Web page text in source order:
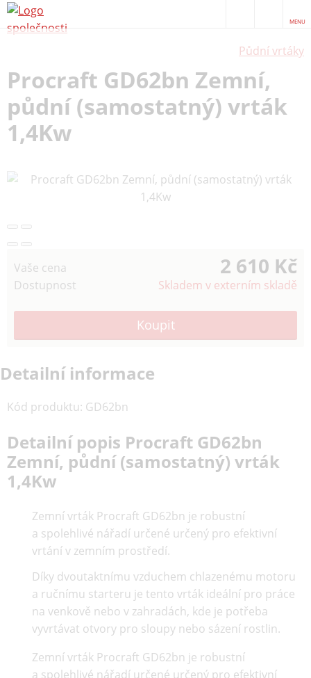
MENU
Půdní vrtáky
Procraft GD62bn Zemní,
půdní (samostatný) vrták
1,4Kw
Vaše cena 2 610 Kč
Dostupnost Skladem v externím skladě
Detailní informace
Kód produktu: GD62bn
Detailní popis Procraft GD62bn
Zemní, půdní (samostatný) vrták
1,4Kw
Zemní vrták Procraft GD62bn je robustní
a spolehlivé nářadí určené určený pro efektivní
vrtání v zemním prostředí.
Díky dvoutaktnímu vzduchem chlazenému motoru
a ručnímu starteru je tento vrták ideální pro práce
na venkově nebo v zahradách, kde je potřeba
vyvrtávat otvory pro sloupy nebo sázení rostlin.
Zemní vrták Procraft GD62bn je robustní
a spolehlivé nářadí určené určený pro efektivní